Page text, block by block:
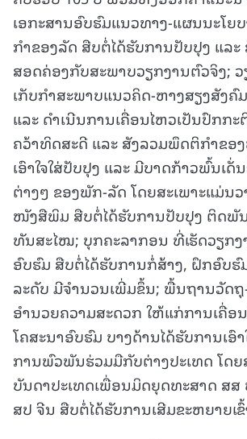
ເອກະສານອົບຮົມແນວທາງ-ແຜນນະໂຍ
ກໍາຂອງລັດ ສືບຕໍ່ໄດ້ຮັບການປັບປຸງ ແລະ
ສອດຄ່ອງກັບສະພາບວຽກງານຕົວຈິງ;
ເກັບກຳສະພາບແນວຄິດ-ຫາງສຽງສັງຄົ
ແລະ ດໍາເນີນການເຄື່ອນໄຫວເປັນປົກກ
ຄວ້າທິດສະດີ ແລະ ສັງລວມພຶດຕິກໍາຂອ
ເອົາໃຈໃສ່ປັບປຸງ ແລະ ມີບາດກ້າວພົ້ນເ
ຕ່າງໆ ຂອງພັກ-ລັດ ໂດຍສະເພາະແມ່ນ
ໜັງສືພິມ ສືບຕໍ່ໄດ້ຮັບການປັບປຸງ ຕິດພັ
ທັນສະໄໝ; ບຸກຄະລາກອນ ທີ່ເຮັດວຽກງ
ອົບຮົມ ສືບຕໍ່ໄດ້ຮັບການກໍ່ສ້າງ, ຝຶກອົບຮົ
ລະດັບ ມີຈໍານວນເພີ່ມຂຶ້ນ; ພື້ນຖານວັດຖຸ
ອໍານວຍຄວາມສະດວກ ໃຫ້ແກ່ການເຄື່ອ
ໂຄສະນາອົບຮົມ ບາງດ້ານໄດ້ຮັບການເອົ
ການພົວພັນຮ່ວມມືກັບຕ່າງປະເທດ ໂດຍ
ບັນດາປະເທດເພື່ອນມິດຍຸດທະສາດ ສສ
ສປ ຈີນ ສືບຕໍ່ໄດ້ຮັບການເສີມຂະຫຍາຍເ